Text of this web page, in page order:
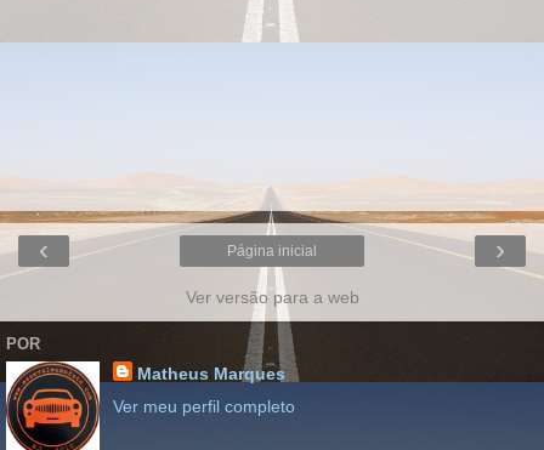
‹ ›
Página inicial
Ver versão para a web
POR
Matheus Marques
Ver meu perfil completo